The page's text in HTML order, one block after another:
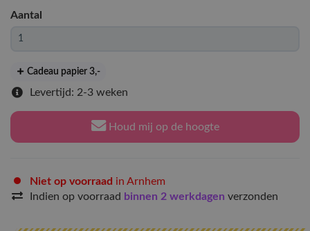
Aantal
Cadeau papier 3,-
Levertijd: 2-3 weken
Houd mij op de hoogte
Niet op voorraad in Arnhem
Indien op voorraad binnen 2 werkdagen verzonden